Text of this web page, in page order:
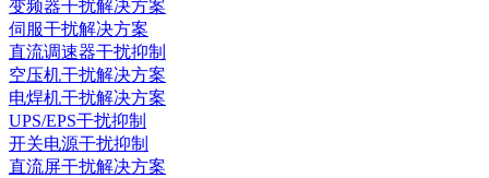
变频器干扰解决方案
伺服干扰解决方案
直流调速器干扰抑制
空压机干扰解决方案
电焊机干扰解决方案
UPS/EPS干扰抑制
开关电源干扰抑制
直流屏干扰解决方案